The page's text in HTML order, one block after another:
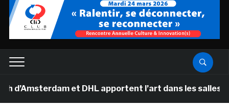
et DHL apportent l’art dans les salles de